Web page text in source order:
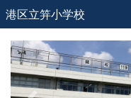
港区立笄小学校